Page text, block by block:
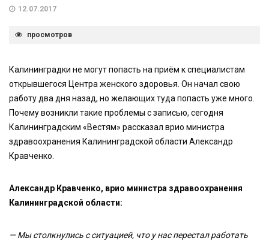
12.07.2017
просмотров
Калининградки не могут попасть на приём к специалистам
открывшегося Центра женского здоровья. Он начал свою
работу два дня назад, но желающих туда попасть уже много.
Почему возникли такие проблемы с записью, сегодня
Калининградским «Вестям» рассказал врио министра
здравоохранения Калининградской области Александр
Кравченко.
Александр Кравченко, врио министра здравоохранения
Калининградской области:
— Мы столкнулись с ситуацией, что у нас перестал работать